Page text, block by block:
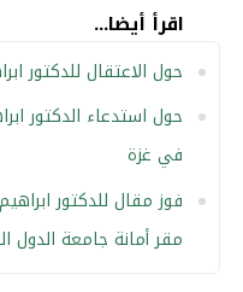
اقرأ أيضا...
حول الاعتقال للدكتور
حول استدعاء الدكتور
في غزة
فوز مقال للدكتور
مقر أمانة جامعة الدول